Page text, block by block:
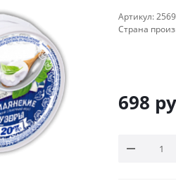
Артикул:
Страна
698